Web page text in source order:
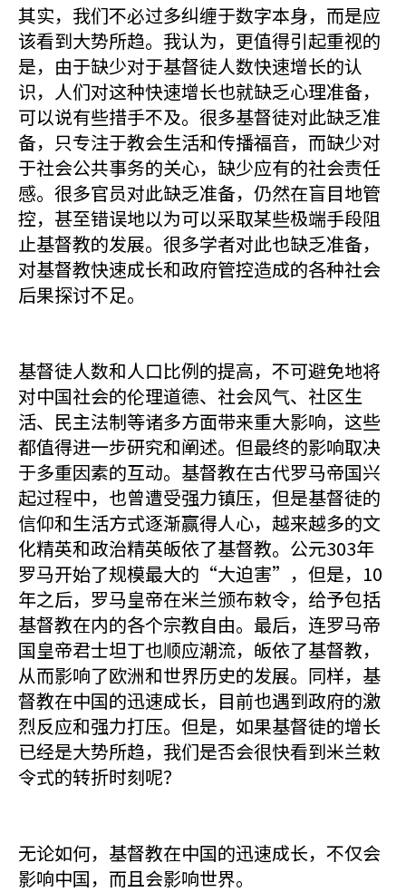
其实，我们不必过多纠缠于数字本身，而是应
该看到大势所趋。我认为，更值得引起重视的
是，由于缺少对于基督徒人数快速增长的认
识，人们对这种快速增长也就缺乏心理准备，
可以说有些措手不及。很多基督徒对此缺乏准
备，只专注于教会生活和传播福音，而缺少对
于社会公共事务的关心，缺少应有的社会责任
感。很多官员对此缺乏准备，仍然在盲目地管
控，甚至错误地以为可以采取某些极端手段阻
止基督教的发展。很多学者对此也缺乏准备，
对基督教快速成长和政府管控造成的各种社会
后果探讨不足。
基督徒人数和人口比例的提高，不可避免地将
对中国社会的伦理道德、社会风气、社区生
活、民主法制等诸多方面带来重大影响，这些
都值得进一步研究和阐述。但最终的影响取决
于多重因素的互动。基督教在古代罗马帝国兴
起过程中，也曾遭受强力镇压，但是基督徒的
信仰和生活方式逐渐赢得人心，越来越多的文
化精英和政治精英皈依了基督教。公元303年
罗马开始了规模最大的“大迫害”，但是，10
年之后，罗马皇帝在米兰颁布敕令，给予包括
基督教在内的各个宗教自由。最后，连罗马帝
国皇帝君士坦丁也顺应潮流，皈依了基督教，
从而影响了欧洲和世界历史的发展。同样，基
督教在中国的迅速成长，目前也遇到政府的激
烈反应和强力打压。但是，如果基督徒的增长
已经是大势所趋，我们是否会很快看到米兰敕
令式的转折时刻呢？
无论如何，基督教在中国的迅速成长，不仅会
影响中国，而且会影响世界。